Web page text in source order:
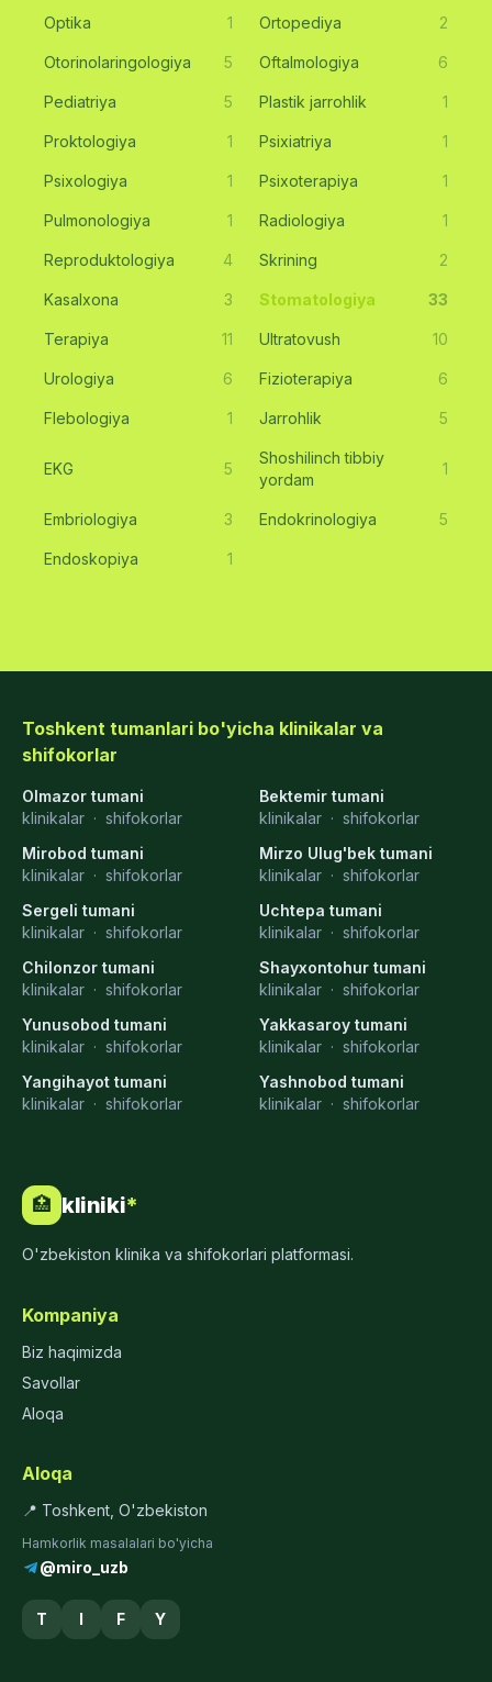
Optika 1 Ortopediya 2
Otorinolaringologiya 5 Oftalmologiya 6
Pediatriya 5 Plastik jarrohlik 1
Proktologiya 1 Psixiatriya 1
Psixologiya 1 Psixoterapiya 1
Pulmonologiya 1 Radiologiya 1
Reproduktologiya 4 Skrining 2
Kasalxona 3 Stomatologiya 33
Terapiya 11 Ultratovush 10
Urologiya 6 Fizioterapiya 6
Flebologiya 1 Jarrohlik 5
EKG 5
Shoshilinch tibbiy
yordam
1
Embriologiya 3 Endokrinologiya 5
Endoskopiya 1
Toshkent tumanlari bo'yicha klinikalar va
shifokorlar
Olmazor tumani
klinikalar · shifokorlar
Bektemir tumani
klinikalar · shifokorlar
Mirobod tumani
klinikalar · shifokorlar
Mirzo Ulug'bek tumani
klinikalar · shifokorlar
Sergeli tumani
klinikalar · shifokorlar
Uchtepa tumani
klinikalar · shifokorlar
Chilonzor tumani
klinikalar · shifokorlar
Shayxontohur tumani
klinikalar · shifokorlar
Yunusobod tumani
klinikalar · shifokorlar
Yakkasaroy tumani
klinikalar · shifokorlar
Yangihayot tumani
klinikalar · shifokorlar
Yashnobod tumani
klinikalar · shifokorlar
🏥 kliniki*
O'zbekiston klinika va shifokorlari platformasi.
Kompaniya
Biz haqimizda
Savollar
Aloqa
Aloqa
📍 Toshkent, O'zbekiston
Hamkorlik masalalari bo'yicha
@miro_uzb
T I F Y